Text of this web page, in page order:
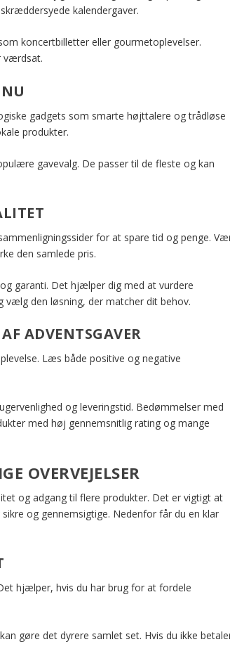
kalendergaver.
koncertbilletter eller gourmetoplevelser.
værdsat.
gadgets som smarte højttalere og trådløse
produkter.
gavevalg. De passer til de fleste og kan
for at spare tid og penge.
den samlede pris.
garanti. Det hjælper dig med at vurdere
vælg den løsning, der matcher dit behov.
ADVENTSGAVER
Læs både positive og negative
og leveringstid. Bedømmelser med
med høj gennemsnitlig rating og mange
OVERVEJELSER
og adgang til flere produkter. Det er vigtigt at
og gennemsigtige. Nedenfor får du en klar
hjælper, hvis du har brug for at fordele
gøre det dyrere samlet set. Hvis du ikke